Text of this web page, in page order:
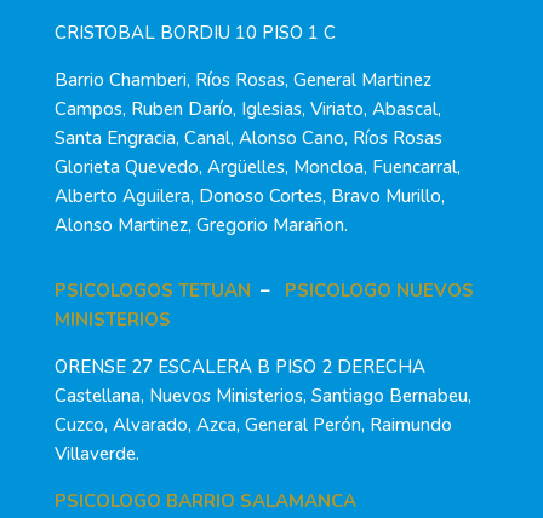
CRISTOBAL BORDIU 10 PISO 1 C
Barrio Chamberi, Ríos Rosas, General Martinez
Campos, Ruben Darío, Iglesias, Viriato, Abascal,
Santa Engracia, Canal, Alonso Cano, Ríos Rosas
Glorieta Quevedo, Argüelles, Moncloa, Fuencarral,
Alberto Aguilera, Donoso Cortes, Bravo Murillo,
Alonso Martinez, Gregorio Marañon.
PSICOLOGOS TETUAN – PSICOLOGO NUEVOS
MINISTERIOS
ORENSE 27 ESCALERA B PISO 2 DERECHA
Castellana, Nuevos Ministerios, Santiago Bernabeu,
Cuzco, Alvarado, Azca, General Perón, Raimundo
Villaverde.
PSICOLOGO BARRIO SALAMANCA